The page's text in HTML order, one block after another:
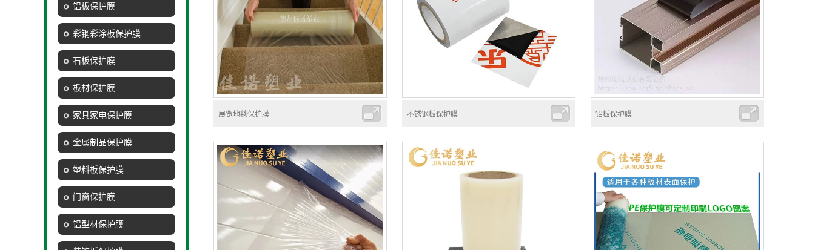
铝板保护膜
彩钢彩涂板保护膜
石板保护膜
板材保护膜
家具家电保护膜
金属制品保护膜
塑料板保护膜
门窗保护膜
铝型材保护膜
展览地毯保护膜 不锈钢板保护膜 铝板保护膜